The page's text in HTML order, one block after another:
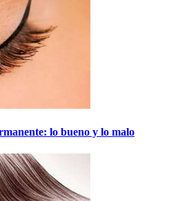
lo bueno y lo malo